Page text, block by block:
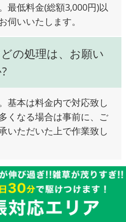
最低料金(総額3,000円)以
伺いいたします。
の処理は、お願い
基本は料金内で対応致し
くなる場合は事前に、ご
いただいた上で作業致し